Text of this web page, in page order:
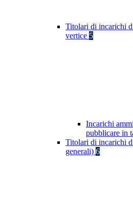
Titolari di incarichi
vertice 5
Incarichi
pubblicare in
Titolari di incarichi
generali) 6